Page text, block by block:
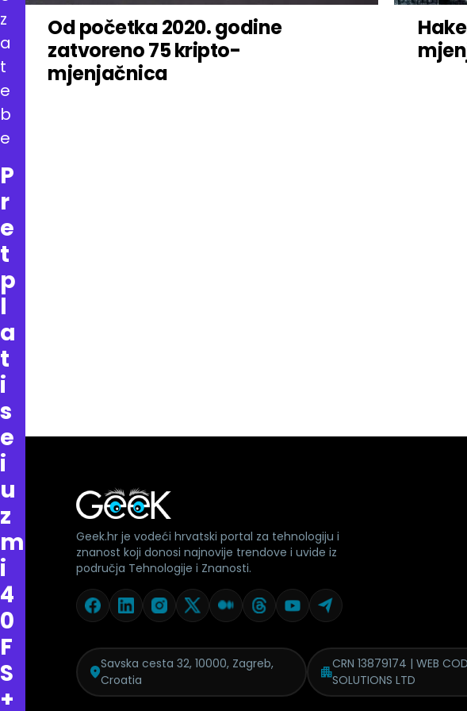
Od početka 2020. godine
zatvoreno 75 kripto-
mjenjačnica
z
a
t
e
b
e
P
r
e
t
p
l
a
t
i
s
e
i
u
z
m
i
4
0
F
S
+
Geek.hr je vodeći hrvatski portal za tehnologiju i
znanost koji donosi najnovije trendove i uvide iz
područja Tehnologije i Znanosti.
Savska cesta 32, 10000, Zagreb,
Croatia
CRN 13879174 | WEB
SOLUTIONS LTD